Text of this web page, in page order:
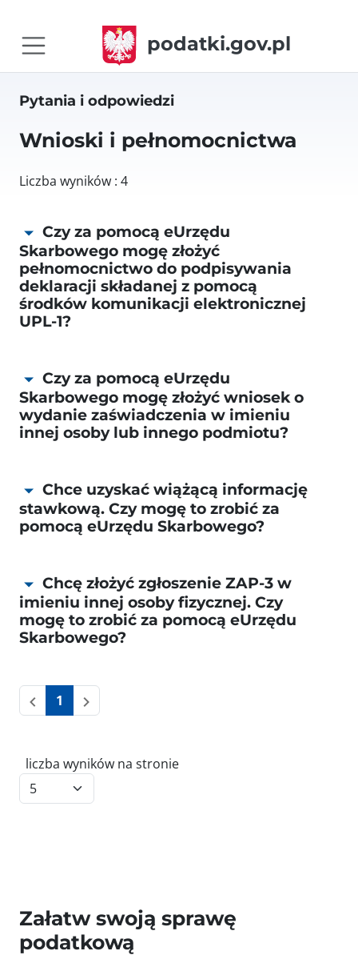
podatki.gov.pl
Pytania i odpowiedzi
Wnioski i pełnomocnictwa
Liczba wyników : 4
Czy za pomocą eUrzędu
Skarbowego mogę złożyć
pełnomocnictwo do podpisywania
deklaracji składanej z pomocą
środków komunikacji elektronicznej
UPL-1?
Czy za pomocą eUrzędu
Skarbowego mogę złożyć wniosek o
wydanie zaświadczenia w imieniu
innej osoby lub innego podmiotu?
Chce uzyskać wiążącą informację
stawkową. Czy mogę to zrobić za
pomocą eUrzędu Skarbowego?
Chcę złożyć zgłoszenie ZAP-3 w
imieniu innej osoby fizycznej. Czy
mogę to zrobić za pomocą eUrzędu
Skarbowego?
1
liczba wyników na stronie
Załatw swoją sprawę
podatkową